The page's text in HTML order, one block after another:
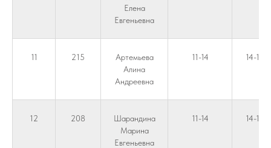
Елена
Евгеньевна
11 215
Артемьева
Алина
Андреевна
11-14 14-17
12 208
Шарандина
Марина
Евгеньевна
11-14 14-17